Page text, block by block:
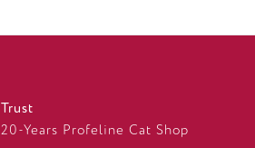
Trust
20-Years Profeline Cat Shop